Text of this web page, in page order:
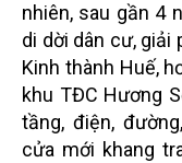
nhiên, sau gần 4
di dời dân cư, giải
Kinh thành Huế,
khu TĐC Hương
tầng, điện,
cửa mới khang